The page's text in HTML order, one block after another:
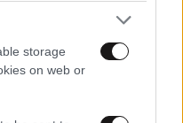
storage
on web or
περίμενα την